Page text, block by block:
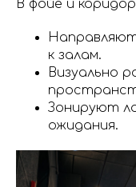
В фойе и
к залам.
Визуально
Зонируют
ожидания.